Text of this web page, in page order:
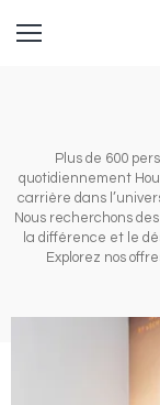
Plus de 600
quotidiennement
carrière dans
Nous recherchons
la différence et le
Explorez nos